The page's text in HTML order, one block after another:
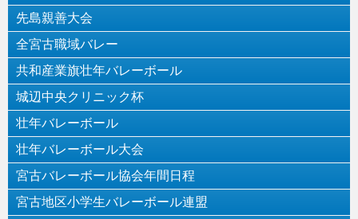
先島親善大会
全宮古職域バレー
共和産業旗壮年バレーボール
城辺中央クリニック杯
壮年バレーボール
壮年バレーボール大会
宮古バレーボール協会年間日程
宮古地区小学生バレーボール連盟